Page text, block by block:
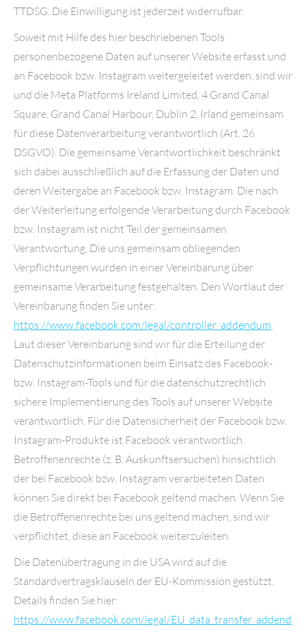
TTDSG. Die Einwilligung ist jederzeit widerrufbar.
Soweit mit Hilfe des hier beschriebenen Tools
personenbezogene Daten auf unserer Website erfasst und
an Facebook bzw. Instagram weitergeleitet werden, sind wir
und die Meta Platforms Ireland Limited, 4 Grand Canal
Square, Grand Canal Harbour, Dublin 2, Irland gemeinsam
für diese Datenverarbeitung verantwortlich (Art. 26
DSGVO). Die gemeinsame Verantwortlichkeit beschränkt
sich dabei ausschließlich auf die Erfassung der Daten und
deren Weitergabe an Facebook bzw. Instagram. Die nach
der Weiterleitung erfolgende Verarbeitung durch Facebook
bzw. Instagram ist nicht Teil der gemeinsamen
Verantwortung. Die uns gemeinsam obliegenden
Verpflichtungen wurden in einer Vereinbarung über
gemeinsame Verarbeitung festgehalten. Den Wortlaut der
Vereinbarung finden Sie unter:
https://www.facebook.com/legal/controller_addendum
Laut dieser Vereinbarung sind wir für die Erteilung der
Datenschutzinformationen beim Einsatz des Facebook-
bzw. Instagram-Tools und für die datenschutzrechtlich
sichere Implementierung des Tools auf unserer Website
verantwortlich. Für die Datensicherheit der Facebook bzw.
Instagram-Produkte ist Facebook verantwortlich.
Betroffenenrechte (z. B. Auskunftsersuchen) hinsichtlich
der bei Facebook bzw. Instagram verarbeiteten Daten
können Sie direkt bei Facebook geltend machen. Wenn Sie
die Betroffenenrechte bei uns geltend machen, sind wir
verpflichtet, diese an Facebook weiterzuleiten.
Die Datenübertragung in die USA wird auf die
Standardvertragsklauseln der EU-Kommission gestützt.
Details finden Sie hier:
https://www.facebook.com/legal/EU_data_transfer_addend